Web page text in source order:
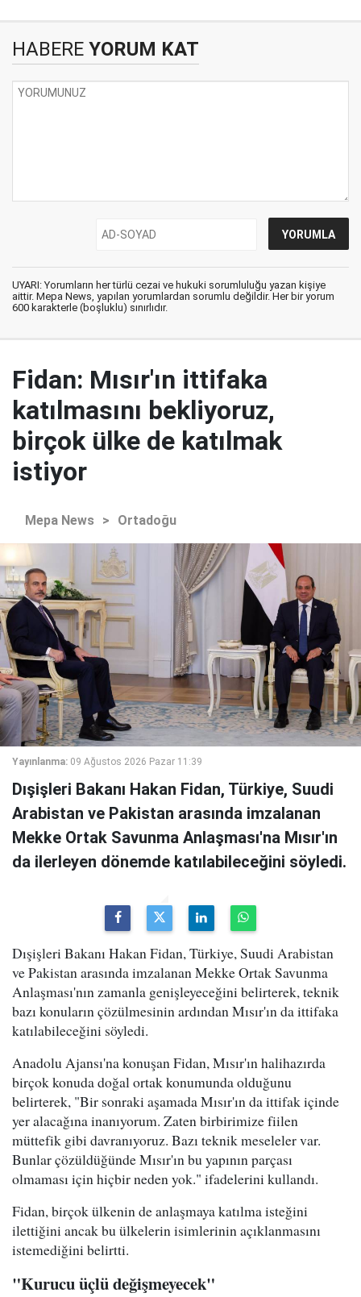
HABERE YORUM KAT
UYARI: Yorumların her türlü cezai ve hukuki sorumluluğu yazan kişiye
aittir. Mepa News, yapılan yorumlardan sorumlu değildir. Her bir yorum
600 karakterle (boşluklu) sınırlıdır.
Fidan: Mısır'ın ittifaka
katılmasını bekliyoruz,
birçok ülke de katılmak
istiyor
Mepa News > Ortadoğu
Yayınlanma: 09 Ağustos 2026 Pazar 11:39
Dışişleri Bakanı Hakan Fidan, Türkiye, Suudi
Arabistan ve Pakistan arasında imzalanan
Mekke Ortak Savunma Anlaşması'na Mısır'ın
da ilerleyen dönemde katılabileceğini söyledi.
Dışişleri Bakanı Hakan Fidan, Türkiye, Suudi Arabistan
ve Pakistan arasında imzalanan Mekke Ortak Savunma
Anlaşması'nın zamanla genişleyeceğini belirterek, teknik
bazı konuların çözülmesinin ardından Mısır'ın da ittifaka
katılabileceğini söyledi.
Anadolu Ajansı'na konuşan Fidan, Mısır'ın halihazırda
birçok konuda doğal ortak konumunda olduğunu
belirterek, "Bir sonraki aşamada Mısır'ın da ittifak içinde
yer alacağına inanıyorum. Zaten birbirimize fiilen
müttefik gibi davranıyoruz. Bazı teknik meseleler var.
Bunlar çözüldüğünde Mısır'ın bu yapının parçası
olmaması için hiçbir neden yok." ifadelerini kullandı.
Fidan, birçok ülkenin de anlaşmaya katılma isteğini
ilettiğini ancak bu ülkelerin isimlerinin açıklanmasını
istemediğini belirtti.
"Kurucu üçlü değişmeyecek"